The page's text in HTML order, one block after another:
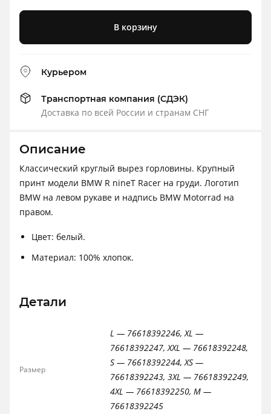
В корзину
Курьером
Транспортная компания (СДЭК)
Доставка по всей России и странам СНГ
Описание
Классический круглый вырез горловины. Крупный
принт модели BMW R nineT Racer на груди. Логотип
BMW на левом рукаве и надпись BMW Motorrad на
правом.
Цвет: белый.
Материал: 100% хлопок.
Детали
Размер
L — 76618392246, XL —
76618392247, XXL — 76618392248,
S — 76618392244, XS —
76618392243, 3XL — 76618392249,
4XL — 76618392250, M —
76618392245